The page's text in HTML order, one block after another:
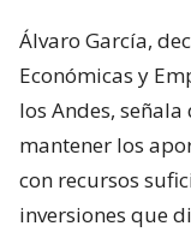
Álvaro García,
Económicas y
los Andes,
mantener los
con recursos
inversiones que